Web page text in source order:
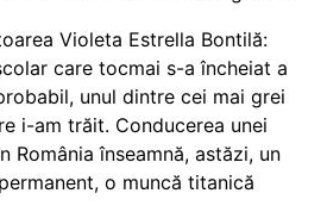
Violeta Estrella Bontilă:
care tocmai s-a încheiat a
unul dintre cei mai grei
i-am trăit. Conducerea unei
România înseamnă, astăzi, un
o muncă titanică